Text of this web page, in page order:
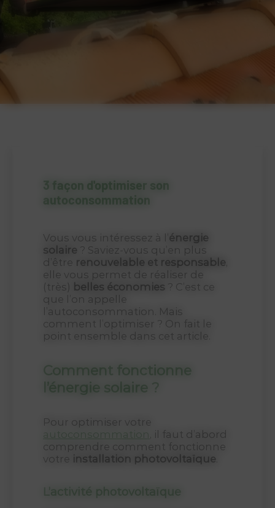
3 façon d'optimiser son
Vous vous intéressez à l’ énergie
solaire ? Saviez-vous qu’en plus
d’être renouvelable et responsable
elle vous permet de réaliser de
(très) belles économies ? C’est ce
que l’on appelle
l’autoconsommation. Mais
comment l’optimiser ? On fait le
point ensemble dans cet article.
Comment fonctionne
l’énergie solaire ?
Pour optimiser votre
, il faut d’abord
comprendre comment fonctionne
votre installation photovoltaïque
L’activité photovoltaïque